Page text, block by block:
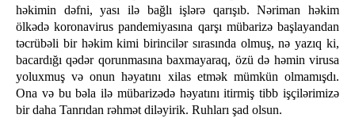
həkimin dəfni, yası ilə bağlı işlərə qarışıb. Nəriman həkim
ölkədə koronavirus pandemiyasına qarşı mübarizə başlayandan
təcrübəli bir həkim kimi birincilər sırasında olmuş, nə yazıq ki,
bacardığı qədər qorunmasına baxmayaraq, özü də həmin virusa
yoluxmuş və onun həyatını xilas etmək mümkün olmamışdı.
Ona və bu bəla ilə mübarizədə həyatını itirmiş tibb işçilərimizə
bir daha Tanrıdan rəhmət diləyirik. Ruhları şad olsun.